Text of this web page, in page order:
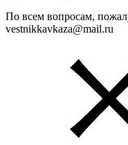
По всем вопросам,
vestnikkavkaza@mail.ru